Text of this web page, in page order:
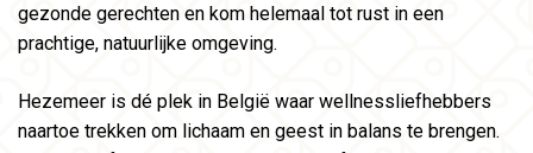
gezonde gerechten en kom helemaal tot rust in een
prachtige, natuurlijke omgeving.
Hezemeer is dé plek in België waar wellnessliefhebbers
naartoe trekken om lichaam en geest in balans te brengen.